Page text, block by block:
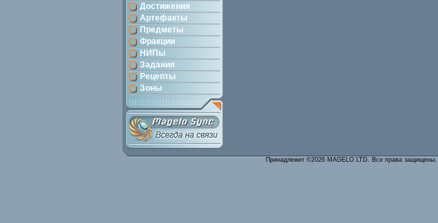
Достижения
Артефакты
Предметы
Фракции
НИПы
Задания
Рецепты
Зоны
Принадлежит ©2026 MAGELO LTD. Все права защищены.